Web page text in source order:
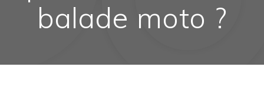
balade moto ?